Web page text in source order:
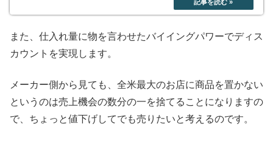
また、仕入れ量に物を言わせたバイイングパワーでディス
カウントを実現します。
メーカー側から見ても、全米最大のお店に商品を置かない
というのは売上機会の数分の一を捨てることになりますの
で、ちょっと値下げしてでも売りたいと考えるのです。